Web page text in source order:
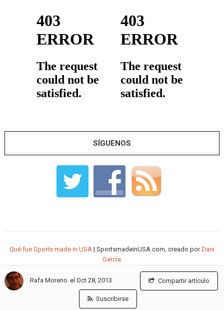
Rafa Moreno el Oct 28, 2013 Compartir artículo
Suscribirse
SÍGUENOS
Qué fue Sports made in USA| SportsmadeinUSA.com, creado porDani
García